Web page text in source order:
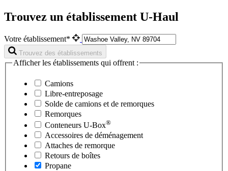
Trouvez un établissement U-Haul
Votre établissement*
Trouvez des établissements
Afficher les établissements qui offrent :
Camions
Libre-entreposage
Solde de camions et de remorques
Remorques
Conteneurs U-Box®
Accessoires de déménagement
Attaches de remorque
Retours de boîtes
Propane